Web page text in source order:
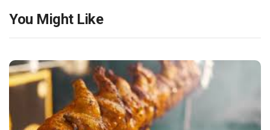
You Might Like